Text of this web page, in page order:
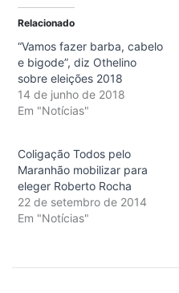
Relacionado
“Vamos fazer barba, cabelo
e bigode”, diz Othelino
sobre eleições 2018
14 de junho de 2018
Em "Notícias"
Coligação Todos pelo
Maranhão mobilizar para
eleger Roberto Rocha
22 de setembro de 2014
Em "Notícias"